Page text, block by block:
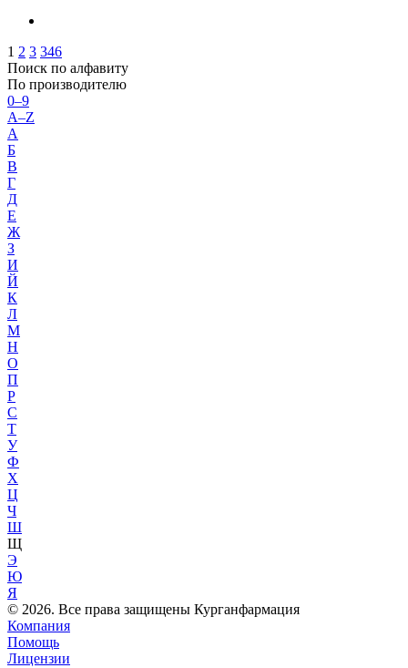
1 2 3 346
Поиск по алфавиту
По производителю
0–9
A–Z
А
Б
В
Г
Д
Е
Ж
З
И
Й
К
Л
М
Н
О
П
Р
С
Т
У
Ф
Х
Ц
Ч
Ш
Щ
Э
Ю
Я
© 2026. Все права защищены Курганфармация
Компания
Помощь
Лицензии